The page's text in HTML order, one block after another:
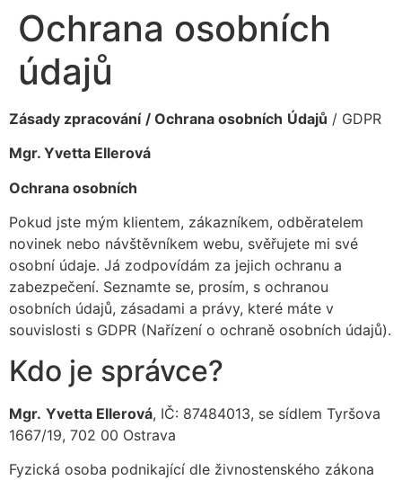
Ochrana osobních
údajů
Zásady zpracování / Ochrana osobních Údajů / GDPR
Mgr. Yvetta Ellerová
Ochrana osobních
Pokud jste mým klientem, zákazníkem, odběratelem
novinek nebo návštěvníkem webu, svěřujete mi své
osobní údaje. Já zodpovídám za jejich ochranu a
zabezpečení. Seznamte se, prosím, s ochranou
osobních údajů, zásadami a právy, které máte v
souvislosti s GDPR (Nařízení o ochraně osobních údajů).
Kdo je správce?
Mgr. Yvetta Ellerová, IČ: 87484013, se sídlem Tyršova
1667/19, 702 00 Ostrava
Fyzická osoba podnikající dle živnostenského zákona